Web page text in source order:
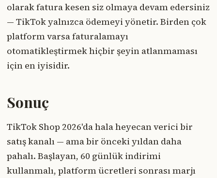
olarak fatura kesen siz olmaya devam edersiniz
— TikTok yalnızca ödemeyi yönetir. Birden çok
platform varsa faturalamayı
otomatikleştirmek hiçbir şeyin atlanmaması
için en iyisidir.
Sonuç
TikTok Shop 2026'da hala heyecan verici bir
satış kanalı — ama bir önceki yıldan daha
pahalı. Başlayan, 60 günlük indirimi
kullanmalı, platform ücretleri sonrası marjı